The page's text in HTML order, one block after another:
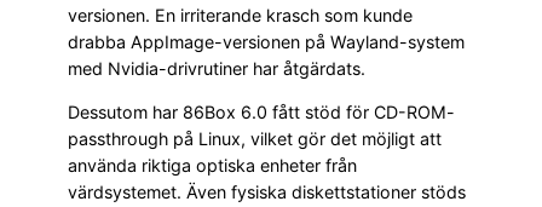
versionen. En irriterande krasch som kunde
drabba AppImage-versionen på Wayland-system
med Nvidia-drivrutiner har åtgärdats.
Dessutom har 86Box 6.0 fått stöd för CD-ROM-
passthrough på Linux, vilket gör det möjligt att
använda riktiga optiska enheter från
värdsystemet. Även fysiska diskettstationer stöds